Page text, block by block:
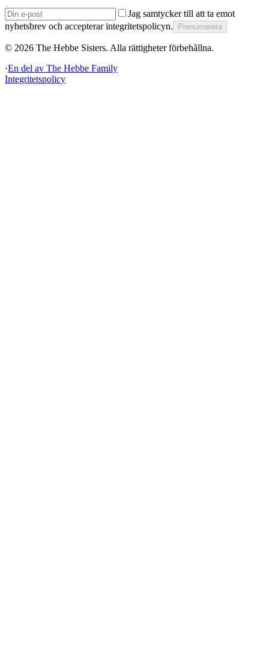
Jag samtycker till att ta emot
nyhetsbrev och accepterar integritetspolicyn.
Prenumerera
© 2026 The Hebbe Sisters. Alla rättigheter förbehållna.
·En del av The Hebbe Family
Integritetspolicy